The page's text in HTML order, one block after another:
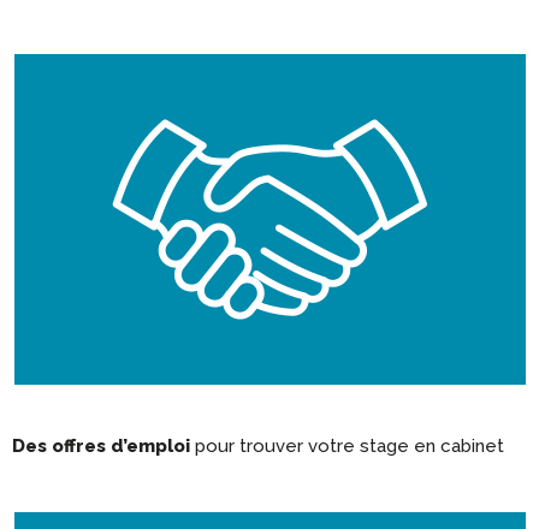
Des offres d’emploi pour trouver votre stage en cabinet